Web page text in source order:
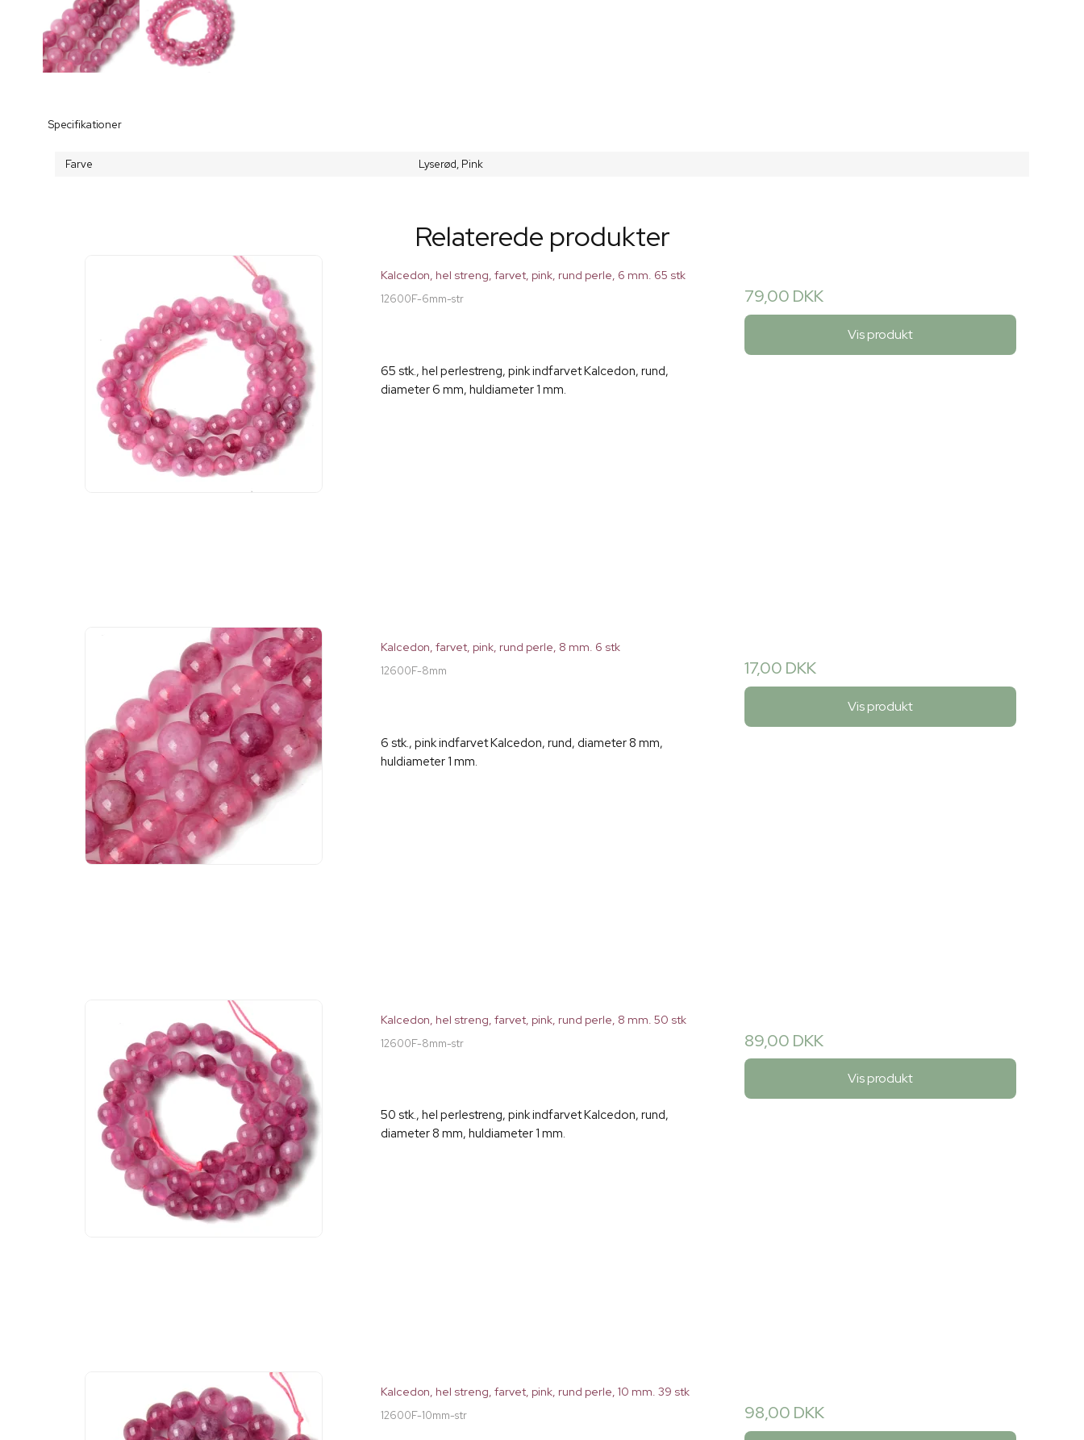
Specifikationer
Farve Lyserød, Pink
Relaterede produkter
Kalcedon, hel streng, farvet, pink, rund perle, 6 mm. 65 stk
12600F-6mm-str
65 stk., hel perlestreng, pink indfarvet Kalcedon, rund,
diameter 6 mm, huldiameter 1 mm.
79,00 DKK
Vis produkt
Kalcedon, farvet, pink, rund perle, 8 mm. 6 stk
12600F-8mm
6 stk., pink indfarvet Kalcedon, rund, diameter 8 mm,
huldiameter 1 mm.
17,00 DKK
Vis produkt
Kalcedon, hel streng, farvet, pink, rund perle, 8 mm. 50 stk
12600F-8mm-str
50 stk., hel perlestreng, pink indfarvet Kalcedon, rund,
diameter 8 mm, huldiameter 1 mm.
89,00 DKK
Vis produkt
Kalcedon, hel streng, farvet, pink, rund perle, 10 mm. 39 stk
12600F-10mm-str 98,00 DKK